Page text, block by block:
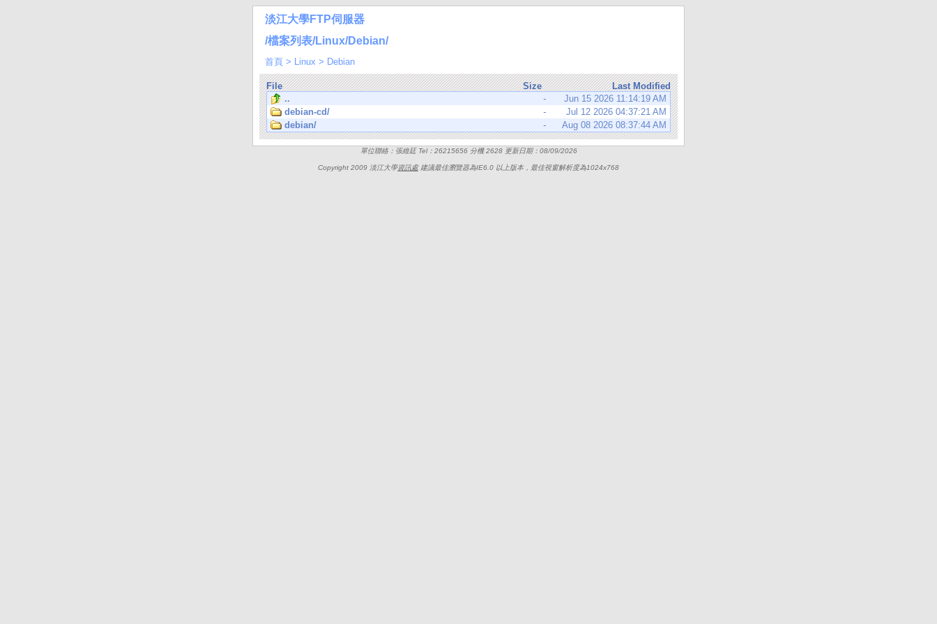
淡江大學FTP伺服器
/檔案列表/Linux/Debian/
首頁 > Linux > Debian
File Size
Last Modified
..
-
Jun 15 2026 11:14:19 AM
debian-cd/
-
Jul 12 2026 04:37:21 AM
debian/
- Aug 08 2026 08:37:44 AM
單位聯絡：張維廷 Tel：26215656 分機 2628 更新日期：08/09/2026
Copyright 2009 淡江大學資訊處建議最佳瀏覽器為IE6.0 以上版本，最佳視窗解析度為1024x768